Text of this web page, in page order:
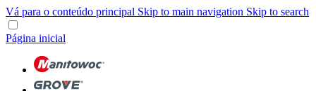
Vá para o conteúdo principal Skip to main navigation Skip to search
Página inicial